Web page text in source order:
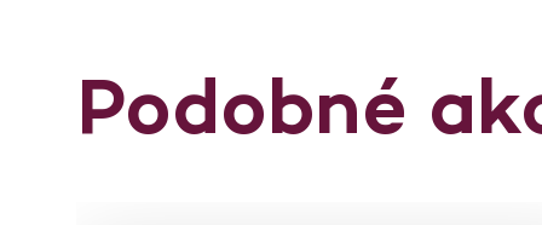
Podobné